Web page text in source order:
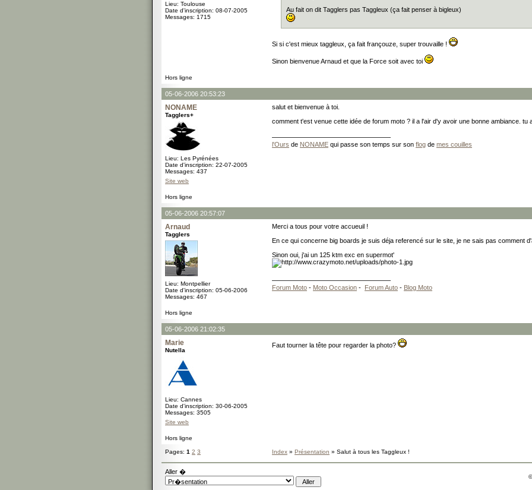
Lieu: Toulouse
Date d'inscription: 08-07-2005
Messages: 1715
Au fait on dit Tagglers pas Taggleux (ça fait penser à bigleux)
Si si c'est mieux taggleux, ça fait françouze, super trouvaille !
Sinon bienvenue Arnaud et que la Force soit avec toi
Hors ligne
05-06-2006 20:53:23
NONAME
Tagglers+
Lieu: Les Pyrénées
Date d'inscription: 22-07-2005
Messages: 437
Site web
salut et bienvenue à toi.
comment t'est venue cette idée de forum moto ? il a l'air d'y avoir une bonne ambiance. tu
l'Ours de NONAME qui passe son temps sur son flog de mes couilles
Hors ligne
05-06-2006 20:57:07
Arnaud
Tagglers
Lieu: Montpellier
Date d'inscription: 05-06-2006
Messages: 467
Merci a tous pour votre accueuil !
En ce qui concerne big boards je suis déja referencé sur le site, je ne sais pas comment
Sinon oui, j'ai un 125 ktm exc en supermot'
Forum Moto - Moto Occasion - Forum Auto - Blog Moto
Hors ligne
05-06-2006 21:02:35
Marie
Nutella
Lieu: Cannes
Date d'inscription: 30-06-2005
Messages: 3505
Site web
Faut tourner la tête pour regarder la photo?
Hors ligne
Pages: 1 2 3 Index » Présentation » Salut à tous les Taggleux !
Aller �